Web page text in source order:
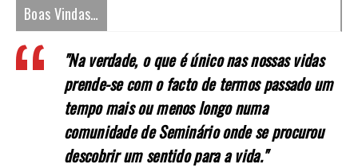
Boas Vindas…
"Na verdade, o que é único nas nossas vidas
prende-se com o facto de termos passado um
tempo mais ou menos longo numa
comunidade de Seminário onde se procurou
descobrir um sentido para a vida."